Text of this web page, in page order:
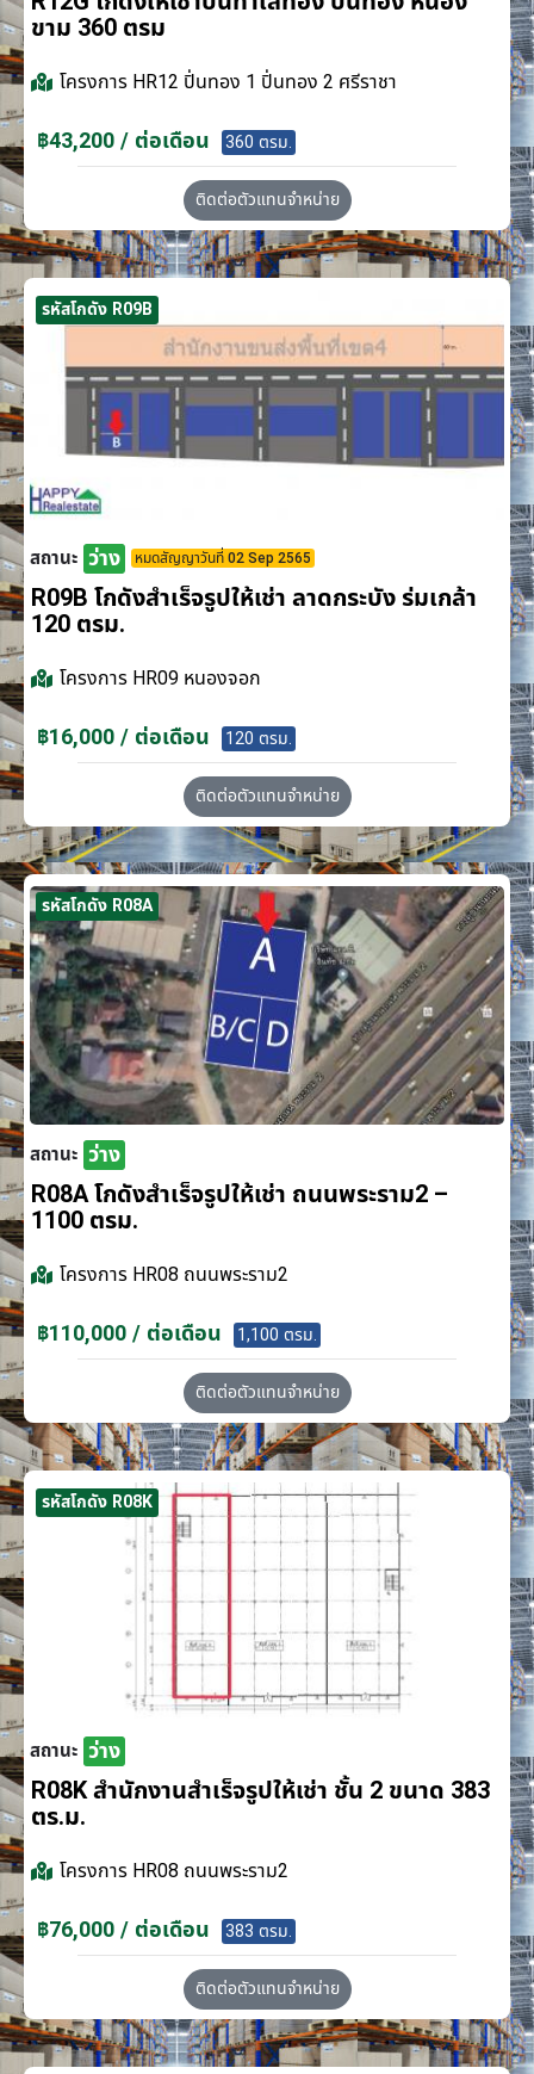
ขาม 360 ตรม
โครงการ HR12 ปิ่นทอง 1 ปิ่นทอง 2 ศรีราชา
฿43,200 / ต่อเดือน 360 ตรม.
ติดต่อตัวแทนจำหน่าย
รหัสโกดัง R09B
สถานะ ว่าง หมดสัญญาวันที่ 02 Sep 2565
R09B โกดังสำเร็จรูปให้เช่า ลาดกระบัง​ ร่มเกล้า
120 ตรม.
โครงการ HR09 หนองจอก
฿16,000 / ต่อเดือน 120 ตรม.
ติดต่อตัวแทนจำหน่าย
รหัสโกดัง R08A
สถานะ ว่าง
R08A โกดังสำเร็จรูปให้เช่า ถนนพระราม2 –
1100 ตรม.
โครงการ HR08 ถนนพระราม2
฿110,000 / ต่อเดือน 1,100 ตรม.
ติดต่อตัวแทนจำหน่าย
รหัสโกดัง R08K
สถานะ ว่าง
R08K สำนักงานสำเร็จรูปให้เช่า ชั้น 2 ขนาด 383
ตร.ม.
โครงการ HR08 ถนนพระราม2
฿76,000 / ต่อเดือน 383 ตรม.
ติดต่อตัวแทนจำหน่าย